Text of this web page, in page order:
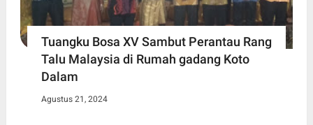
Tuangku Bosa XV Sambut Perantau Rang
Talu Malaysia di Rumah gadang Koto
Dalam
Agustus 21, 2024